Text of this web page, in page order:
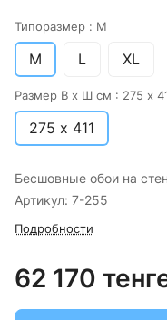
Типоразмер : M
M L XL
Размер В х Ш см : 275 х
275 х 411
Бесшовные обои на
Артикул: 7-255
Подробности
62 170